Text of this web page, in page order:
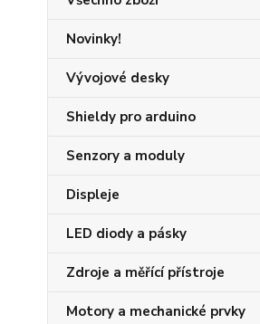
Novinky!
Vývojové desky
Shieldy pro arduino
Senzory a moduly
Displeje
LED diody a pásky
Zdroje a měřící přístroje
Motory a mechanické prvky